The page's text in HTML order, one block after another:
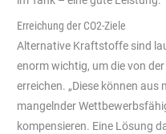
Erreichung der CO2-Ziele
Alternative Kraftstoffe sind
enorm wichtig, um die von der
erreichen. „Diese können aus
mangelnder
kompensieren. Eine Lösung